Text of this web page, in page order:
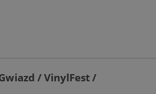
/ VinylFest /